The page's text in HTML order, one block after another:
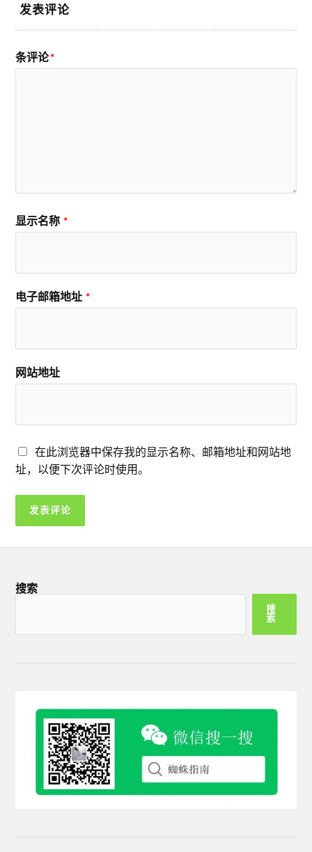
发表评论
条评论*
显示名称 *
电子邮箱地址 *
网站地址
在此浏览器中保存我的显示名称、邮箱地址和网站地
址，以便下次评论时使用。
搜索
搜
索